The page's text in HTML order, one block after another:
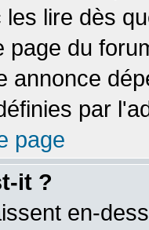
lire dès
page du
annonce
par
page
it ?
en-